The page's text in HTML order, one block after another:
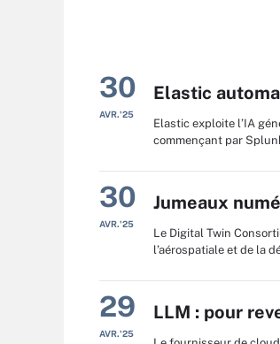
30
AVR.'25
Elastic
Elastic exploite l’IA
commençant par
30
AVR.'25
Jumeaux
Le Digital Twin
l’aérospatiale et de la
29
AVR.'25
LLM : pour